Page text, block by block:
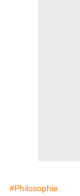
#Philosophie